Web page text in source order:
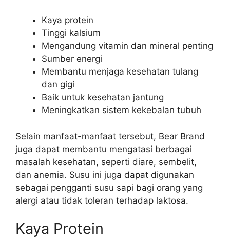
Kaya protein
Tinggi kalsium
Mengandung vitamin dan mineral penting
Sumber energi
Membantu menjaga kesehatan tulang
dan gigi
Baik untuk kesehatan jantung
Meningkatkan sistem kekebalan tubuh
Selain manfaat-manfaat tersebut, Bear Brand
juga dapat membantu mengatasi berbagai
masalah kesehatan, seperti diare, sembelit,
dan anemia. Susu ini juga dapat digunakan
sebagai pengganti susu sapi bagi orang yang
alergi atau tidak toleran terhadap laktosa.
Kaya Protein